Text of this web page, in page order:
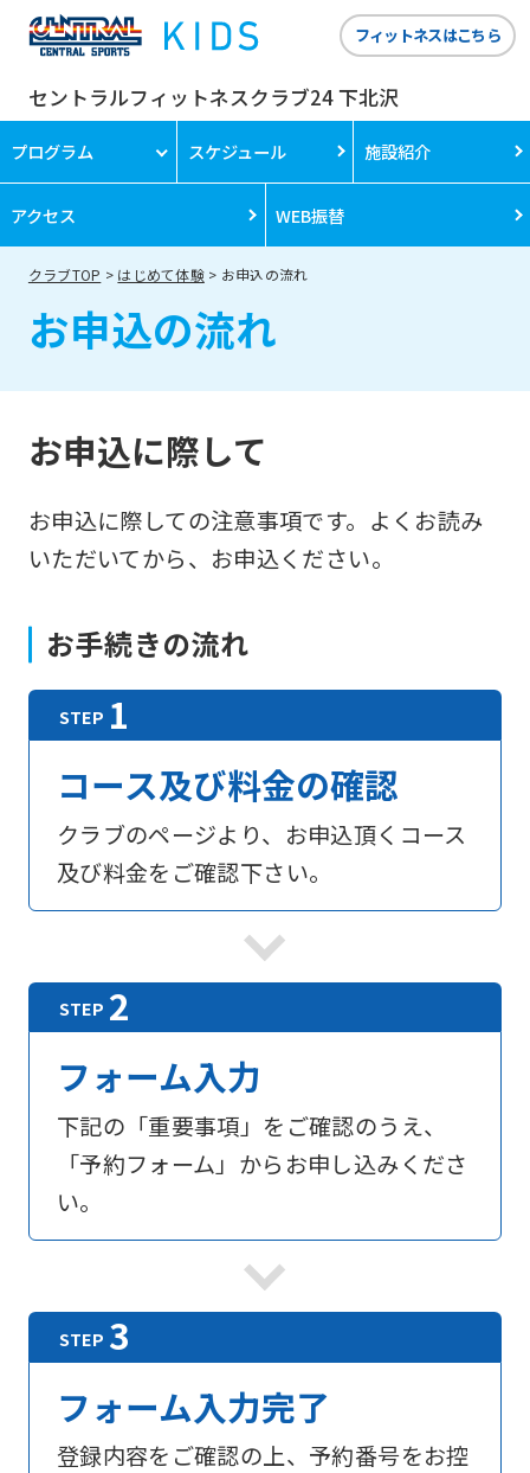
セントラルフィットネスクラブ24 下北沢
フィットネスはこちら
プログラム スケジュール 施設紹介
アクセス WEB振替
クラブTOP はじめて体験 お申込の流れ
お申込の流れ
お申込に際して
お申込に際しての注意事項です。よくお読み
いただいてから、お申込ください。
お手続きの流れ
コース及び料金の確認
クラブのページより、お申込頂くコース
及び料金をご確認下さい。
フォーム入力
下記の「重要事項」をご確認のうえ、
「予約フォーム」からお申し込みくださ
い。
フォーム入力完了
登録内容をご確認の上、予約番号をお控